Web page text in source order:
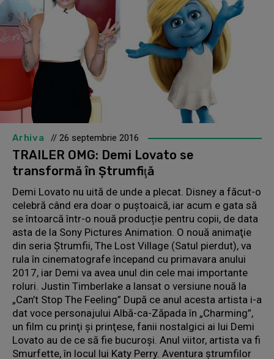
Arhiva // 26 septembrie 2016
TRAILER OMG: Demi Lovato se
transformă în Ştrumfiţă
Demi Lovato nu uită de unde a plecat. Disney a făcut-o
celebră când era doar o puștoaică, iar acum e gata să
se întoarcă într-o nouă producție pentru copii, de data
asta de la Sony Pictures Animation. O nouă animaţie
din seria Ştrumfii, The Lost Village (Satul pierdut), va
rula în cinematografe începand cu primavara anului
2017, iar Demi va avea unul din cele mai importante
roluri. Justin Timberlake a lansat o versiune nouă la
„Can’t Stop The Feeling” După ce anul acesta artista i-a
dat voce personajului Albă-ca-Zăpada în „Charming”,
un film cu prinţi şi prinţese, fanii nostalgici ai lui Demi
Lovato au de ce să fie bucuroși. Anul viitor, artista va fi
Smurfette, în locul lui Katy Perry. Aventura ştrumfilor